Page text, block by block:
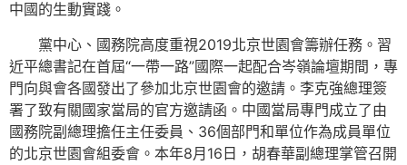
中國的生動實踐。
黨中心、國務院高度重視2019北京世園會籌辦任務。習
近平總書記在首屆“一帶一路”國際一起配合岑嶺論壇期間，專
門向與會各國發出了參加北京世園會的邀請。李克強總理簽
署了致有關國家當局的官方邀請函。中國當局專門成立了由
國務院副總理擔任主任委員、36個部門和單位作為成員單位
的北京世園會組委會。本年8月16日，胡春華副總理掌管召開